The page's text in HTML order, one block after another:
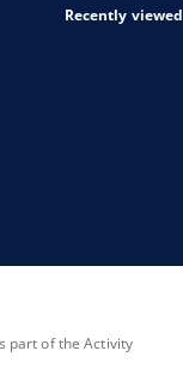
Recently viewed
part of the Activity